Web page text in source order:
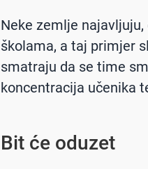
Neke zemlje
školama, a taj primjer
smatraju da se time
koncentracija učenika
Bit će oduzet